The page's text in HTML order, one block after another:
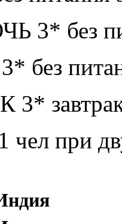
3* без
чел при